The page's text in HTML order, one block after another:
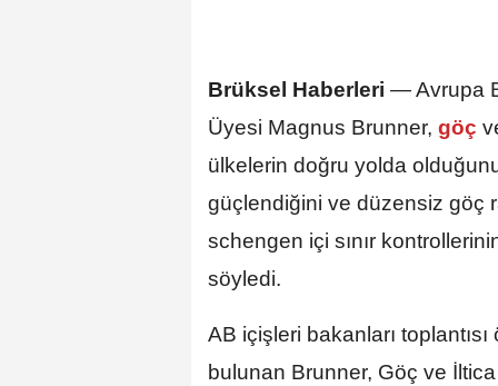
Brüksel Haberleri — Avrupa
Üyesi Magnus Brunner, göç
ülkelerin doğru yolda olduğunu
güçlendiğini ve düzensiz göç
schengen içi sınır
söyledi.
AB içişleri bakanları
bulunan Brunner, Göç ve İltica